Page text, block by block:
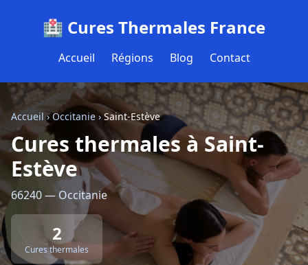
🏥 Cures Thermales France
Accueil Régions Blog Contact
Accueil ›Occitanie ›Saint-Estève
Cures thermales à Saint-
Estève
66240 — Occitanie
2
Cures thermales